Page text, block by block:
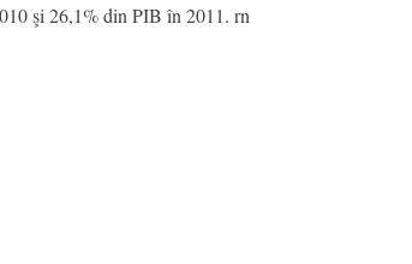
şi 26,1% din PIB în 2011. rn